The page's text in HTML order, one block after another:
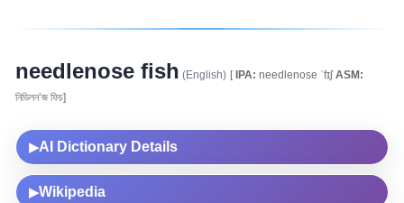
needlenose fish (English) [IPA: needlenose ˈfɪʃASM:
নিডিলন’জ ফিচ]
▶AI Dictionary Details
▶Wikipedia